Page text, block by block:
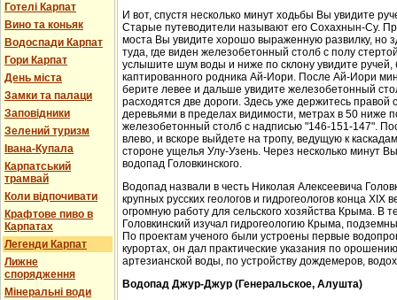
Готелі Карпат
Вино та коньяк
Водоспади Карпат
Гори Карпат
День міста
Замки та палаци
Заповідники
Зелений туризм
Івана-Купала
Карпатський
трамвай
Коли відпочивати
Крафтове пиво в
Карпатах
Легенди Карпат
Лижне
спорядження
Мінеральні води
И вот, спустя несколько минут ходьбы Вы увидите
Старые путеводители называют его Сохахнын-Су.
моста Вы увидите хорошо выраженную развилку, но
туда, где виден железобетонный столб с полу
услышите шум воды и ниже по склону увидите
каптированного родника Ай-Иори. После Ай-Иори
берите левее и дальше увидите железобетонный
расходятся две дороги. Здесь уже держитесь правой
деревьями в пределах видимости, метрах в 50 ниже
железобетонный столб с надписью "146-151-147".
влево, и вскоре выйдете на тропу, ведущую к
стороне ущелья Улу-Узень. Через несколько минут
водопад Головкинского.
Водопад назвали в честь Николая Алексеевича
крупных русских геологов и гидрогеологов конца XIX
огромную работу для сельского хозяйства Крыма. В
Головкинский изучал гидрогеологию Крыма,
По проектам ученого были устроены первые
курортах, он дал практические указания по
артезианской воды, по устройству дождемеров,
Водопад Джур-Джур (Генеральское, Алушта)